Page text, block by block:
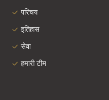
परिचय
इतिहास
सेवा
हमारी टीम